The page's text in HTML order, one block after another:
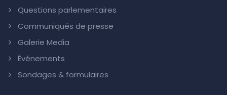
Questions parlementaires
Communiqués de presse
Galerie Media
Événements
Sondages & formulaires